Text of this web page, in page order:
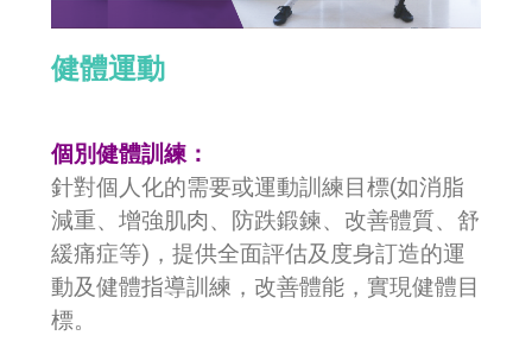
健體運動
個別健體訓練：
針對個人化的需要或運動訓練目標(如消脂
減重、增強肌肉、防跌鍛鍊、改善體質、舒
緩痛症等)，提供全面評估及度身訂造的運
動及健體指導訓練，改善體能，實現健體目
標。